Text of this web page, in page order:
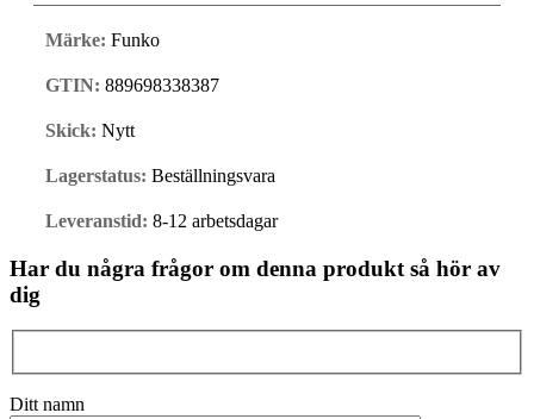
Märke: Funko
GTIN: 889698338387
Skick: Nytt
Lagerstatus: Beställningsvara
Leveranstid: 8-12 arbetsdagar
Har du några frågor om denna produkt så hör av
dig
Ditt namn